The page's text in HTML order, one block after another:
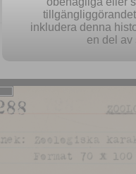
Easy
inkludera denna
en del av